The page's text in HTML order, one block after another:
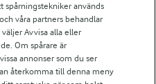
spårningstekniker används
våra partners behandlar
Avvisa alla eller
Om spårare är
annonser som du ser
återkomma till denna meny